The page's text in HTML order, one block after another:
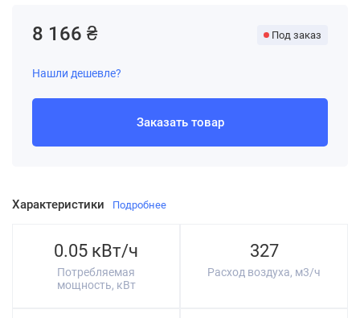
Характеристики Подробнее
0.05 кВт/ч
Потребляемая
мощность, кВт
327
Расход воздуха, м3/ч
8 166 ₴ Под заказ
Нашли дешевле?
Заказать товар